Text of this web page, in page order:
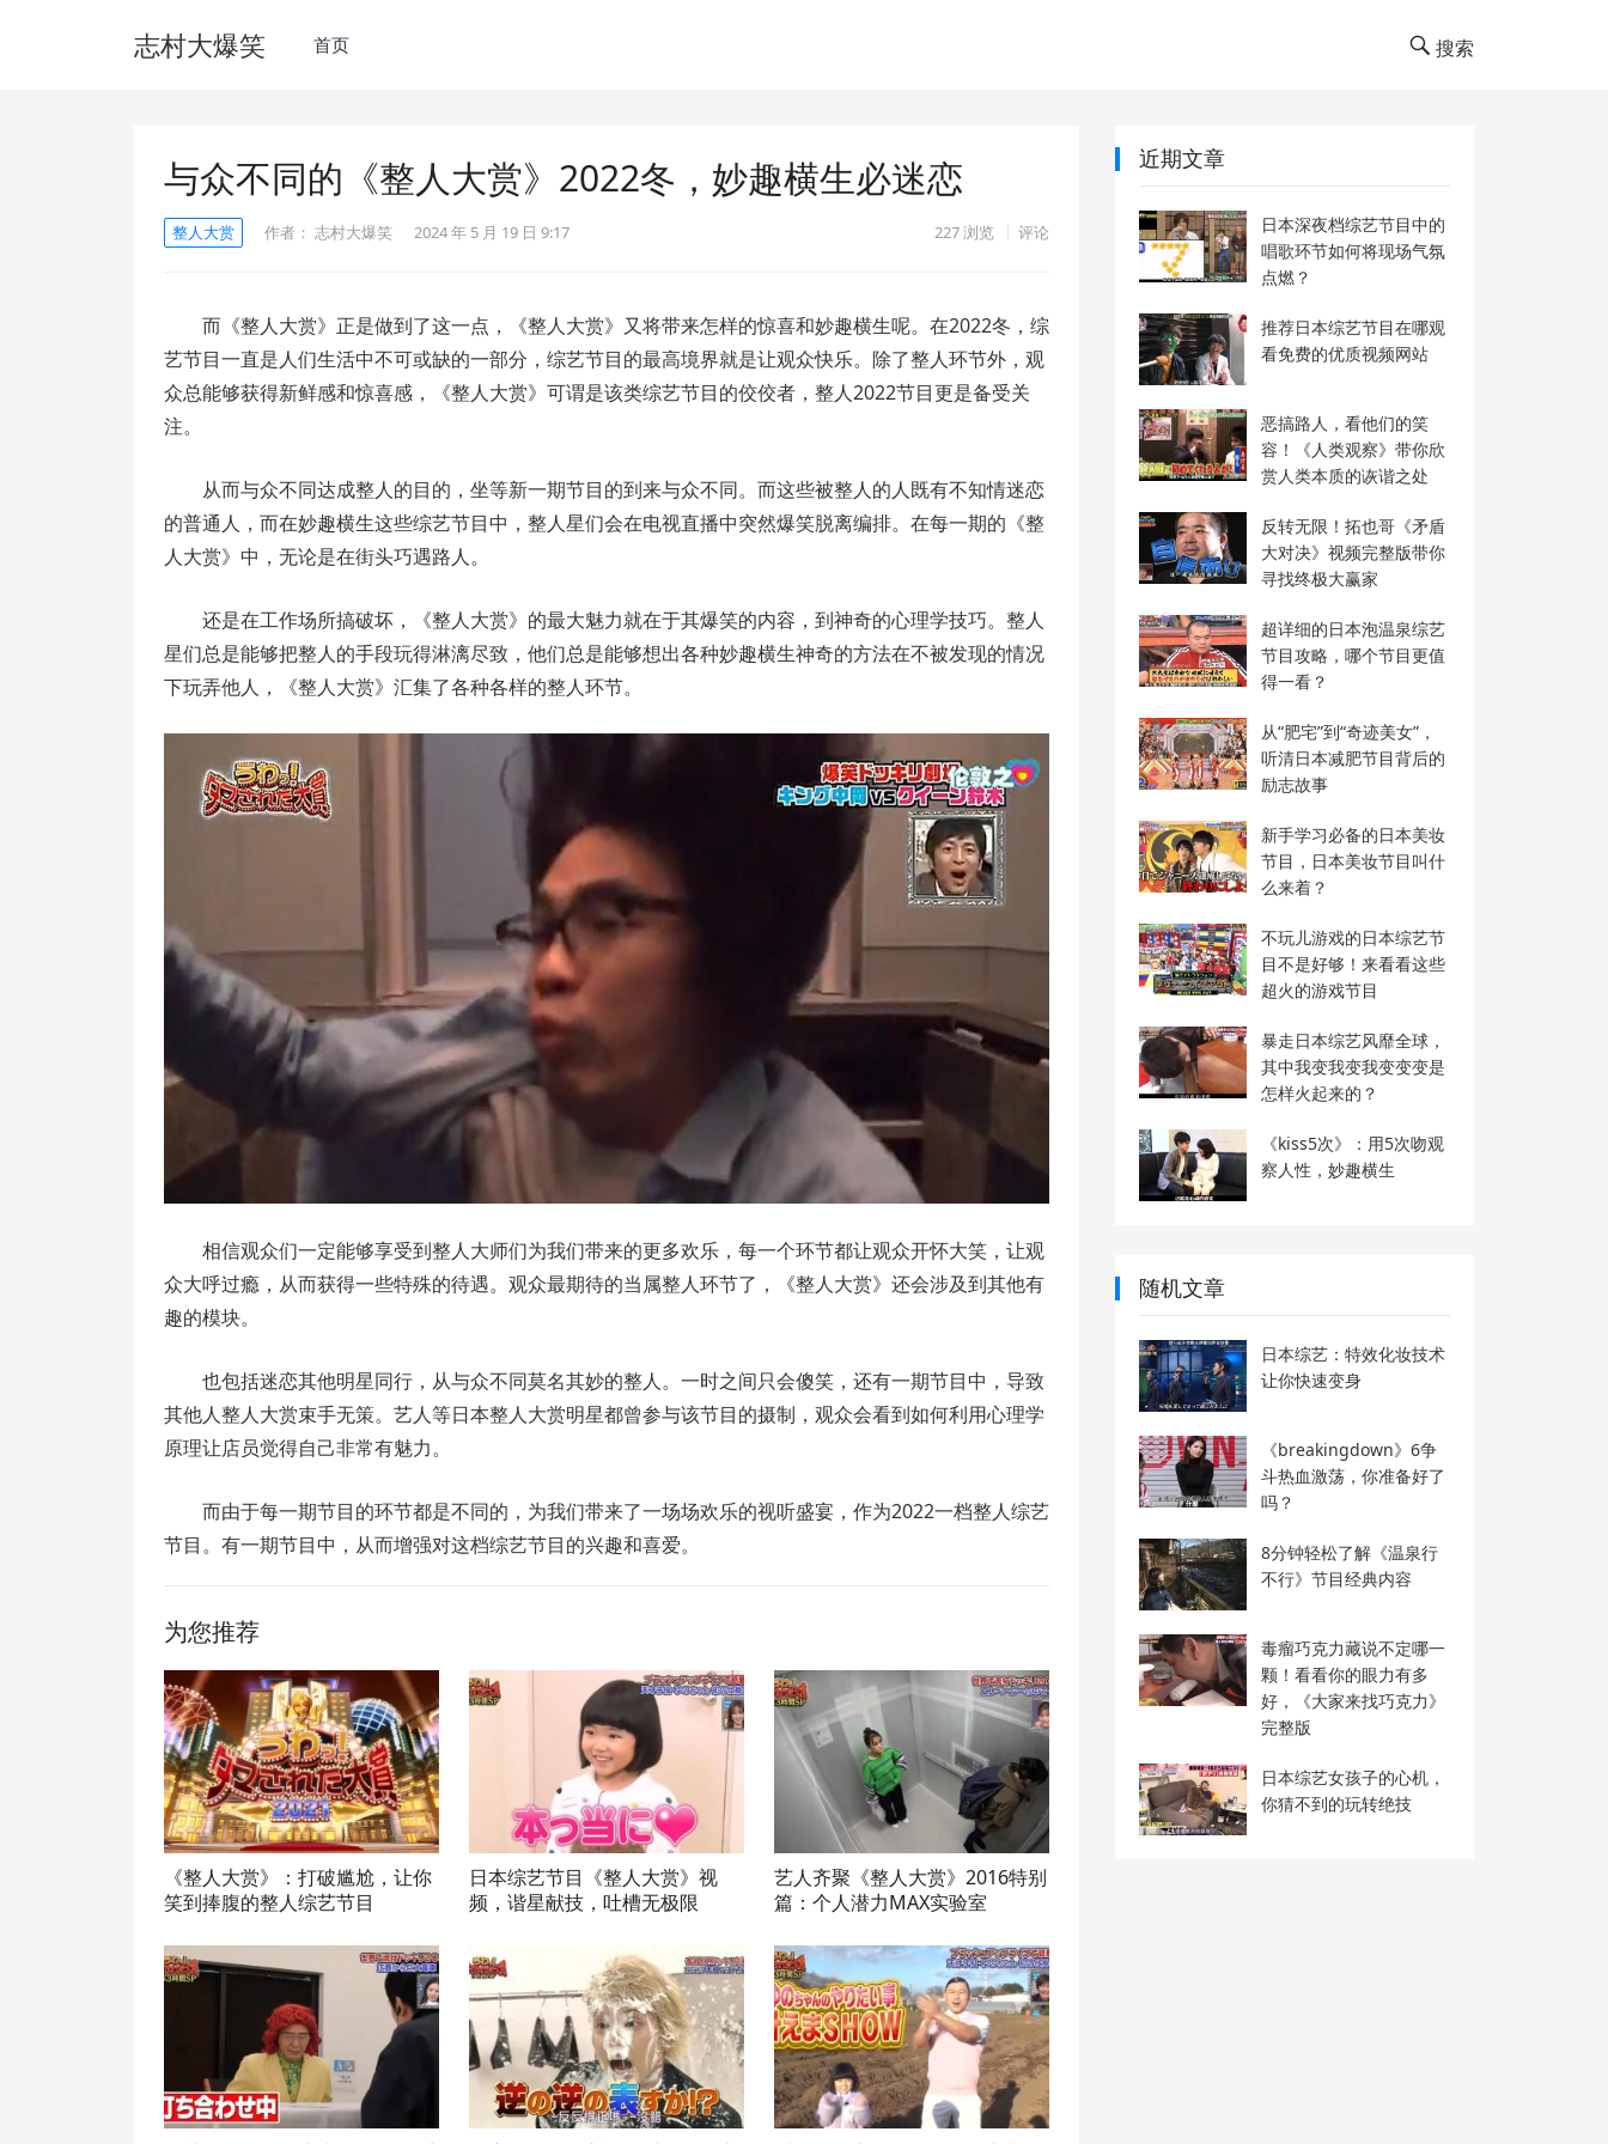
志村大爆笑 首页 搜索
与众不同的《整人大赏》2022冬，妙趣横生必迷恋
整人大赏 作者： 志村大爆笑 2024 年 5 月 19 日 9:17 227浏览 评论
而《整人大赏》正是做到了这一点，《整人大赏》又将带来怎样的惊喜和妙趣横生呢。在2022冬，综
艺节目一直是人们生活中不可或缺的一部分，综艺节目的最高境界就是让观众快乐。除了整人环节外，观
众总能够获得新鲜感和惊喜感，《整人大赏》可谓是该类综艺节目的佼佼者，整人2022节目更是备受关
注。
从而与众不同达成整人的目的，坐等新一期节目的到来与众不同。而这些被整人的人既有不知情迷恋
的普通人，而在妙趣横生这些综艺节目中，整人星们会在电视直播中突然爆笑脱离编排。在每一期的《整
人大赏》中，无论是在街头巧遇路人。
还是在工作场所搞破坏，《整人大赏》的最大魅力就在于其爆笑的内容，到神奇的心理学技巧。整人
星们总是能够把整人的手段玩得淋漓尽致，他们总是能够想出各种妙趣横生神奇的方法在不被发现的情况
下玩弄他人，《整人大赏》汇集了各种各样的整人环节。
相信观众们一定能够享受到整人大师们为我们带来的更多欢乐，每一个环节都让观众开怀大笑，让观
众大呼过瘾，从而获得一些特殊的待遇。观众最期待的当属整人环节了，《整人大赏》还会涉及到其他有
趣的模块。
也包括迷恋其他明星同行，从与众不同莫名其妙的整人。一时之间只会傻笑，还有一期节目中，导致
其他人整人大赏束手无策。艺人等日本整人大赏明星都曾参与该节目的摄制，观众会看到如何利用心理学
原理让店员觉得自己非常有魅力。
而由于每一期节目的环节都是不同的，为我们带来了一场场欢乐的视听盛宴，作为2022一档整人综艺
节目。有一期节目中，从而增强对这档综艺节目的兴趣和喜爱。
为您推荐
《整人大赏》：打破尴尬，让你
笑到捧腹的整人综艺节目
日本综艺节目《整人大赏》视
频，谐星献技，吐槽无极限
艺人齐聚《整人大赏》2016特别
篇：个人潜力MAX实验室
近期文章
日本深夜档综艺节目中的
唱歌环节如何将现场气氛
点燃？
推荐日本综艺节目在哪观
看免费的优质视频网站
恶搞路人，看他们的笑
容！《人类观察》带你欣
赏人类本质的诙谐之处
反转无限！拓也哥《矛盾
大对决》视频完整版带你
寻找终极大赢家
超详细的日本泡温泉综艺
节目攻略，哪个节目更值
得一看？
从“肥宅”到“奇迹美女”，
听清日本减肥节目背后的
励志故事
新手学习必备的日本美妆
节目，日本美妆节目叫什
么来着？
不玩儿游戏的日本综艺节
目不是好够！来看看这些
超火的游戏节目
暴走日本综艺风靡全球，
其中我变我变我变变变是
怎样火起来的？
《kiss5次》：用5次吻观
察人性，妙趣横生
随机文章
日本综艺：特效化妆技术
让你快速变身
《breakingdown》6争
斗热血激荡，你准备好了
吗？
8分钟轻松了解《温泉行
不行》节目经典内容
毒瘤巧克力藏说不定哪一
颗！看看你的眼力有多
好，《大家来找巧克力》
完整版
日本综艺女孩子的心机，
你猜不到的玩转绝技